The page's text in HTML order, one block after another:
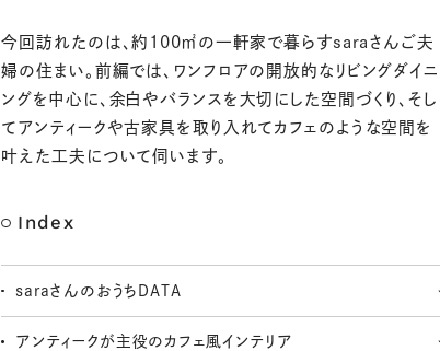
今回訪れたのは、約100㎡の一軒家で暮らすsaraさんご夫
婦の住まい。前編では、ワンフロアの開放的なリビングダイニ
ングを中心に、余白やバランスを大切にした空間づくり、そし
てアンティークや古家具を取り入れてカフェのような空間を
叶えた工夫について伺います。
Index
saraさんのおうちDATA
アンティークが主役のカフェ風インテリア